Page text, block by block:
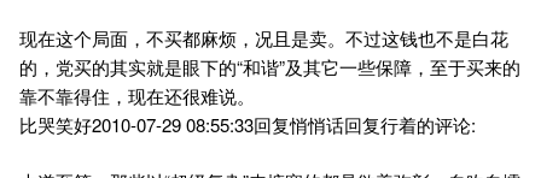
现在这个局面，不买都麻烦，况且是卖。不过这钱也不是白花
的，党买的其实就是眼下的“和谐”及其它一些保障，至于买来的
靠不靠得住，现在还很难说。
比哭笑好2010-07-29 08:55:33回复悄悄话回复行着的评论: